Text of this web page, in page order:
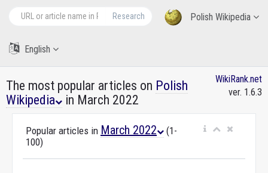
Polish Wikipedia
Research
English
The most popular articles on Polish
Wikipedia
in March 2022
WikiRank.net
ver. 1.6.3
Popular articles in March 2022
(1-
100)